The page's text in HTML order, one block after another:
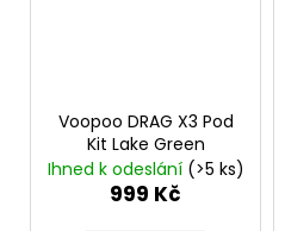
Voopoo DRAG X3 Pod
Kit Lake Green
Ihned k odeslání (>5 ks)
999 Kč